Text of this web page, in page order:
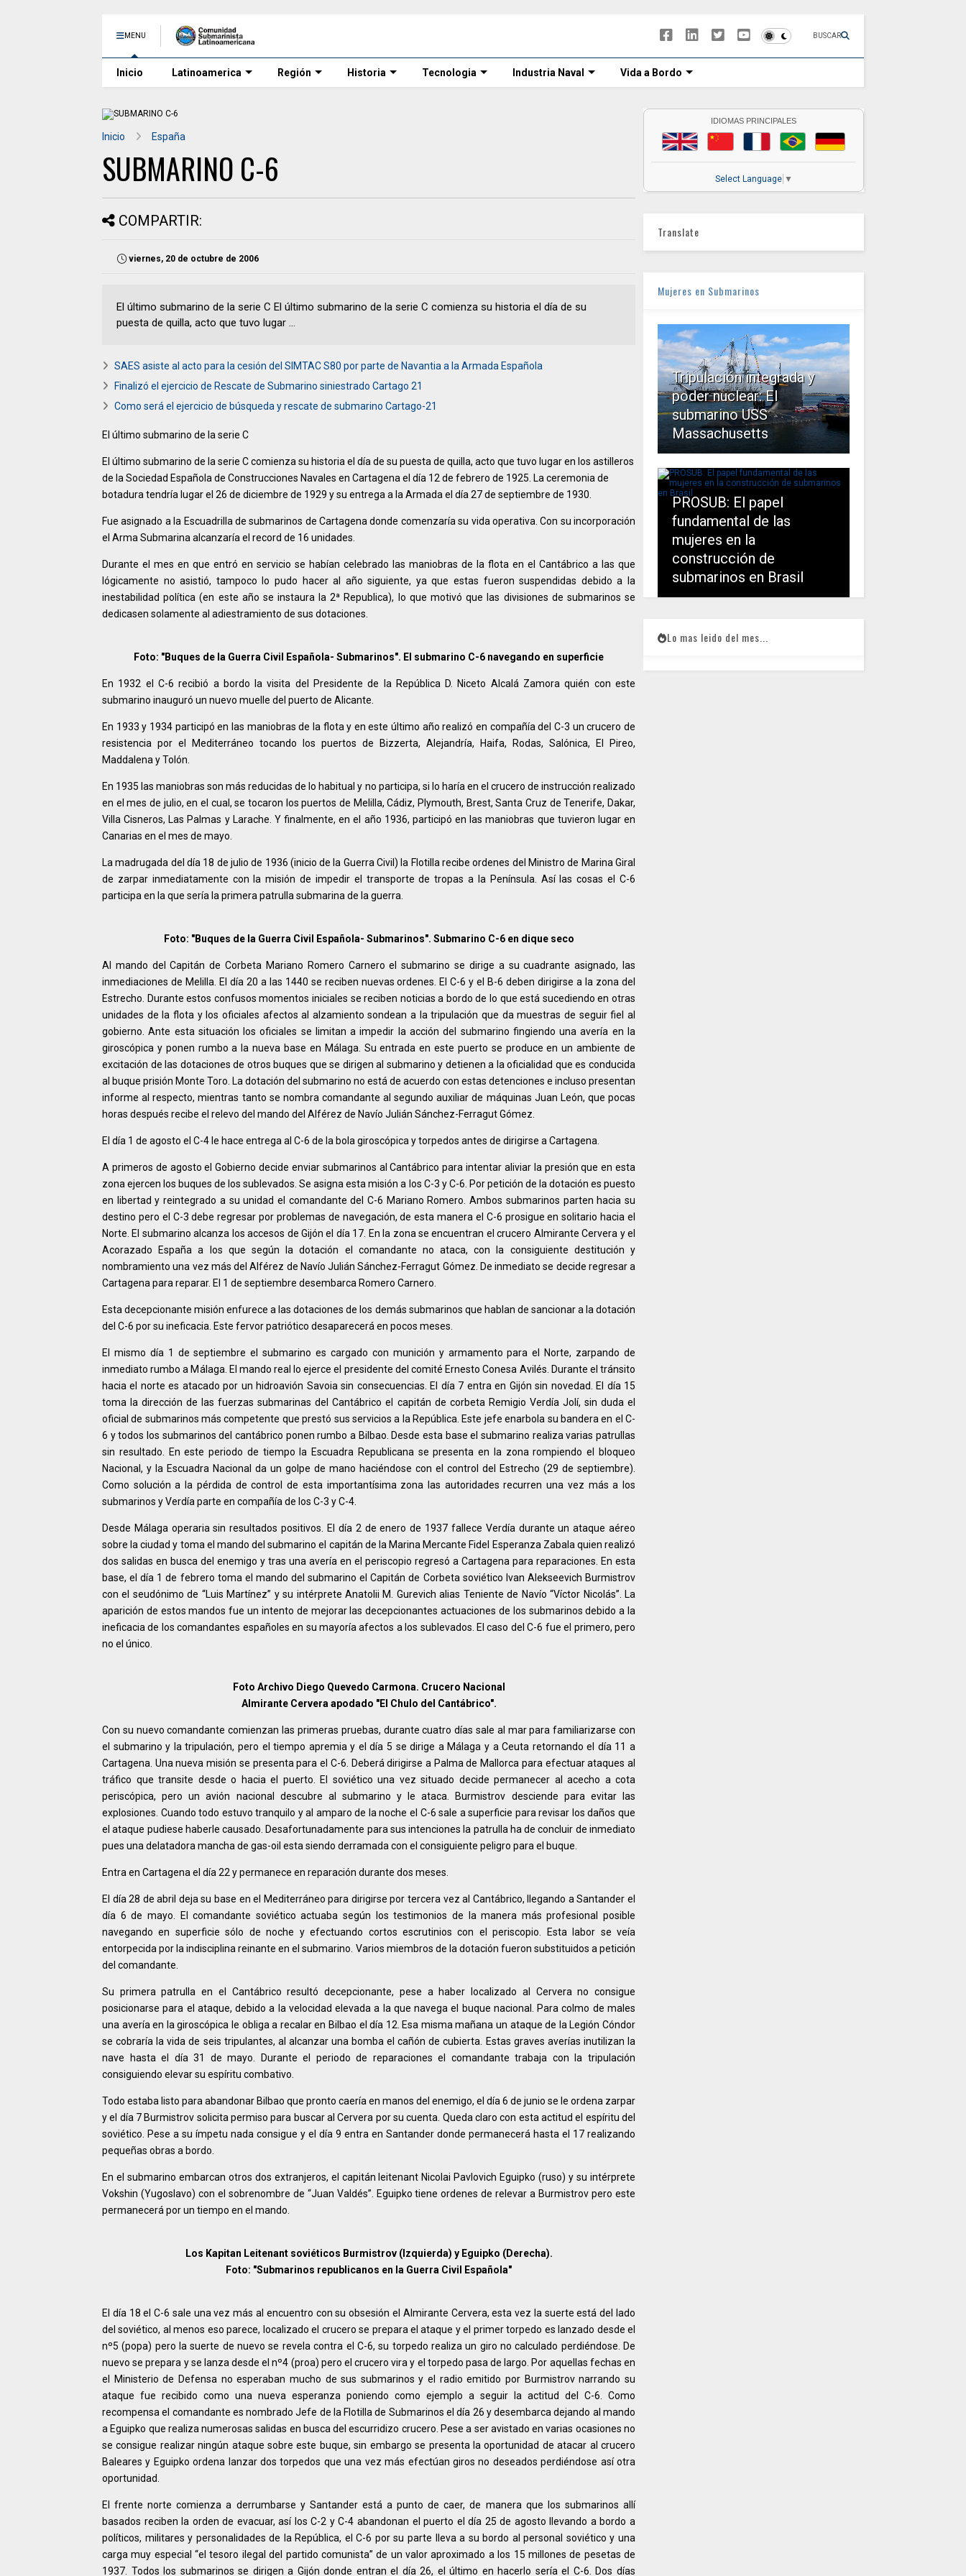
MENU BUSCAR
Inicio Latinoamerica Región Historia Tecnologia Industria Naval Vida a Bordo
Inicio España
SUBMARINO C-6
COMPARTIR:
viernes, 20 de octubre de 2006
El último submarino de la serie C El último submarino de la serie C comienza su historia el día de su
puesta de quilla, acto que tuvo lugar ...
SAES asiste al acto para la cesión del SIMTAC S80 por parte de Navantia a la Armada Española
Finalizó el ejercicio de Rescate de Submarino siniestrado Cartago 21
Como será el ejercicio de búsqueda y rescate de submarino Cartago-21
El último submarino de la serie C
El último submarino de la serie C comienza su historia el día de su puesta de quilla, acto que tuvo lugar en los astilleros
de la Sociedad Española de Construcciones Navales en Cartagena el día 12 de febrero de 1925. La ceremonia de
botadura tendría lugar el 26 de diciembre de 1929 y su entrega a la Armada el día 27 de septiembre de 1930.
Fue asignado a la Escuadrilla de submarinos de Cartagena donde comenzaría su vida operativa. Con su incorporación
el Arma Submarina alcanzaría el record de 16 unidades.
Durante el mes en que entró en servicio se habían celebrado las maniobras de la flota en el Cantábrico a las que
lógicamente no asistió, tampoco lo pudo hacer al año siguiente, ya que estas fueron suspendidas debido a la
inestabilidad política (en este año se instaura la 2ª Republica), lo que motivó que las divisiones de submarinos se
dedicasen solamente al adiestramiento de sus dotaciones.
Foto: "Buques de la Guerra Civil Española- Submarinos". El submarino C-6 navegando en superficie
En 1932 el C-6 recibió a bordo la visita del Presidente de la República D. Niceto Alcalá Zamora quién con este
submarino inauguró un nuevo muelle del puerto de Alicante.
En 1933 y 1934 participó en las maniobras de la flota y en este último año realizó en compañía del C-3 un crucero de
resistencia por el Mediterráneo tocando los puertos de Bizzerta, Alejandría, Haifa, Rodas, Salónica, El Pireo,
Maddalena y Tolón.
En 1935 las maniobras son más reducidas de lo habitual y no participa, si lo haría en el crucero de instrucción realizado
en el mes de julio, en el cual, se tocaron los puertos de Melilla, Cádiz, Plymouth, Brest, Santa Cruz de Tenerife, Dakar,
Villa Cisneros, Las Palmas y Larache. Y finalmente, en el año 1936, participó en las maniobras que tuvieron lugar en
Canarias en el mes de mayo.
La madrugada del día 18 de julio de 1936 (inicio de la Guerra Civil) la Flotilla recibe ordenes del Ministro de Marina Giral
de zarpar inmediatamente con la misión de impedir el transporte de tropas a la Península. Así las cosas el C-6
participa en la que sería la primera patrulla submarina de la guerra.
Foto: "Buques de la Guerra Civil Española- Submarinos". Submarino C-6 en dique seco
Al mando del Capitán de Corbeta Mariano Romero Carnero el submarino se dirige a su cuadrante asignado, las
inmediaciones de Melilla. El día 20 a las 1440 se reciben nuevas ordenes. El C-6 y el B-6 deben dirigirse a la zona del
Estrecho. Durante estos confusos momentos iniciales se reciben noticias a bordo de lo que está sucediendo en otras
unidades de la flota y los oficiales afectos al alzamiento sondean a la tripulación que da muestras de seguir fiel al
gobierno. Ante esta situación los oficiales se limitan a impedir la acción del submarino fingiendo una avería en la
giroscópica y ponen rumbo a la nueva base en Málaga. Su entrada en este puerto se produce en un ambiente de
excitación de las dotaciones de otros buques que se dirigen al submarino y detienen a la oficialidad que es conducida
al buque prisión Monte Toro. La dotación del submarino no está de acuerdo con estas detenciones e incluso presentan
informe al respecto, mientras tanto se nombra comandante al segundo auxiliar de máquinas Juan León, que pocas
horas después recibe el relevo del mando del Alférez de Navío Julián Sánchez-Ferragut Gómez.
El día 1 de agosto el C-4 le hace entrega al C-6 de la bola giroscópica y torpedos antes de dirigirse a Cartagena.
A primeros de agosto el Gobierno decide enviar submarinos al Cantábrico para intentar aliviar la presión que en esta
zona ejercen los buques de los sublevados. Se asigna esta misión a los C-3 y C-6. Por petición de la dotación es puesto
en libertad y reintegrado a su unidad el comandante del C-6 Mariano Romero. Ambos submarinos parten hacia su
destino pero el C-3 debe regresar por problemas de navegación, de esta manera el C-6 prosigue en solitario hacia el
Norte. El submarino alcanza los accesos de Gijón el día 17. En la zona se encuentran el crucero Almirante Cervera y el
Acorazado España a los que según la dotación el comandante no ataca, con la consiguiente destitución y
nombramiento una vez más del Alférez de Navío Julián Sánchez-Ferragut Gómez. De inmediato se decide regresar a
Cartagena para reparar. El 1 de septiembre desembarca Romero Carnero.
Esta decepcionante misión enfurece a las dotaciones de los demás submarinos que hablan de sancionar a la dotación
del C-6 por su ineficacia. Este fervor patriótico desaparecerá en pocos meses.
El mismo día 1 de septiembre el submarino es cargado con munición y armamento para el Norte, zarpando de
inmediato rumbo a Málaga. El mando real lo ejerce el presidente del comité Ernesto Conesa Avilés. Durante el tránsito
hacia el norte es atacado por un hidroavión Savoia sin consecuencias. El día 7 entra en Gijón sin novedad. El día 15
toma la dirección de las fuerzas submarinas del Cantábrico el capitán de corbeta Remigio Verdía Jolí, sin duda el
oficial de submarinos más competente que prestó sus servicios a la República. Este jefe enarbola su bandera en el C-
6 y todos los submarinos del cantábrico ponen rumbo a Bilbao. Desde esta base el submarino realiza varias patrullas
sin resultado. En este periodo de tiempo la Escuadra Republicana se presenta en la zona rompiendo el bloqueo
Nacional, y la Escuadra Nacional da un golpe de mano haciéndose con el control del Estrecho (29 de septiembre).
Como solución a la pérdida de control de esta importantísima zona las autoridades recurren una vez más a los
submarinos y Verdía parte en compañía de los C-3 y C-4.
Desde Málaga operaria sin resultados positivos. El día 2 de enero de 1937 fallece Verdía durante un ataque aéreo
sobre la ciudad y toma el mando del submarino el capitán de la Marina Mercante Fidel Esperanza Zabala quien realizó
dos salidas en busca del enemigo y tras una avería en el periscopio regresó a Cartagena para reparaciones. En esta
base, el día 1 de febrero toma el mando del submarino el Capitán de Corbeta soviético Ivan Alekseevich Burmistrov
con el seudónimo de “Luis Martínez” y su intérprete Anatolii M. Gurevich alias Teniente de Navío “Víctor Nicolás”. La
aparición de estos mandos fue un intento de mejorar las decepcionantes actuaciones de los submarinos debido a la
ineficacia de los comandantes españoles en su mayoría afectos a los sublevados. El caso del C-6 fue el primero, pero
no el único.
Foto Archivo Diego Quevedo Carmona. Crucero Nacional
Almirante Cervera apodado "El Chulo del Cantábrico".
Con su nuevo comandante comienzan las primeras pruebas, durante cuatro días sale al mar para familiarizarse con
el submarino y la tripulación, pero el tiempo apremia y el día 5 se dirige a Málaga y a Ceuta retornando el día 11 a
Cartagena. Una nueva misión se presenta para el C-6. Deberá dirigirse a Palma de Mallorca para efectuar ataques al
tráfico que transite desde o hacia el puerto. El soviético una vez situado decide permanecer al acecho a cota
periscópica, pero un avión nacional descubre al submarino y le ataca. Burmistrov desciende para evitar las
explosiones. Cuando todo estuvo tranquilo y al amparo de la noche el C-6 sale a superficie para revisar los daños que
el ataque pudiese haberle causado. Desafortunadamente para sus intenciones la patrulla ha de concluir de inmediato
pues una delatadora mancha de gas-oil esta siendo derramada con el consiguiente peligro para el buque.
Entra en Cartagena el día 22 y permanece en reparación durante dos meses.
El día 28 de abril deja su base en el Mediterráneo para dirigirse por tercera vez al Cantábrico, llegando a Santander el
día 6 de mayo. El comandante soviético actuaba según los testimonios de la manera más profesional posible
navegando en superficie sólo de noche y efectuando cortos escrutinios con el periscopio. Esta labor se veía
entorpecida por la indisciplina reinante en el submarino. Varios miembros de la dotación fueron substituidos a petición
del comandante.
Su primera patrulla en el Cantábrico resultó decepcionante, pese a haber localizado al Cervera no consigue
posicionarse para el ataque, debido a la velocidad elevada a la que navega el buque nacional. Para colmo de males
una avería en la giroscópica le obliga a recalar en Bilbao el día 12. Esa misma mañana un ataque de la Legión Cóndor
se cobraría la vida de seis tripulantes, al alcanzar una bomba el cañón de cubierta. Estas graves averías inutilizan la
nave hasta el día 31 de mayo. Durante el periodo de reparaciones el comandante trabaja con la tripulación
consiguiendo elevar su espíritu combativo.
Todo estaba listo para abandonar Bilbao que pronto caería en manos del enemigo, el día 6 de junio se le ordena zarpar
y el día 7 Burmistrov solicita permiso para buscar al Cervera por su cuenta. Queda claro con esta actitud el espíritu del
soviético. Pese a su ímpetu nada consigue y el día 9 entra en Santander donde permanecerá hasta el 17 realizando
pequeñas obras a bordo.
En el submarino embarcan otros dos extranjeros, el capitán leitenant Nicolai Pavlovich Eguipko (ruso) y su intérprete
Vokshin (Yugoslavo) con el sobrenombre de “Juan Valdés”. Eguipko tiene ordenes de relevar a Burmistrov pero este
permanecerá por un tiempo en el mando.
Los Kapitan Leitenant soviéticos Burmistrov (Izquierda) y Eguipko (Derecha).
Foto: "Submarinos republicanos en la Guerra Civil Española"
El día 18 el C-6 sale una vez más al encuentro con su obsesión el Almirante Cervera, esta vez la suerte está del lado
del soviético, al menos eso parece, localizado el crucero se prepara el ataque y el primer torpedo es lanzado desde el
nº5 (popa) pero la suerte de nuevo se revela contra el C-6, su torpedo realiza un giro no calculado perdiéndose. De
nuevo se prepara y se lanza desde el nº4 (proa) pero el crucero vira y el torpedo pasa de largo. Por aquellas fechas en
el Ministerio de Defensa no esperaban mucho de sus submarinos y el radio emitido por Burmistrov narrando su
ataque fue recibido como una nueva esperanza poniendo como ejemplo a seguir la actitud del C-6. Como
recompensa el comandante es nombrado Jefe de la Flotilla de Submarinos el día 26 y desembarca dejando al mando
a Eguipko que realiza numerosas salidas en busca del escurridizo crucero. Pese a ser avistado en varias ocasiones no
se consigue realizar ningún ataque sobre este buque, sin embargo se presenta la oportunidad de atacar al crucero
Baleares y Eguipko ordena lanzar dos torpedos que una vez más efectúan giros no deseados perdiéndose así otra
oportunidad.
El frente norte comienza a derrumbarse y Santander está a punto de caer, de manera que los submarinos allí
basados reciben la orden de evacuar, así los C-2 y C-4 abandonan el puerto el día 25 de agosto llevando a bordo a
políticos, militares y personalidades de la República, el C-6 por su parte lleva a su bordo al personal soviético y una
carga muy especial “el tesoro ilegal del partido comunista” de un valor aproximado a los 15 millones de pesetas de
1937. Todos los submarinos se dirigen a Gijón donde entran el día 26, el último en hacerlo sería el C-6. Dos días
IDIOMAS PRINCIPALES
Select Language ▼
Translate
Mujeres en Submarinos
Tripulación integrada y
poder nuclear: El
submarino USS
Massachusetts
PROSUB: El papel
fundamental de las
mujeres en la
construcción de
submarinos en Brasil
Lo mas leido del mes...